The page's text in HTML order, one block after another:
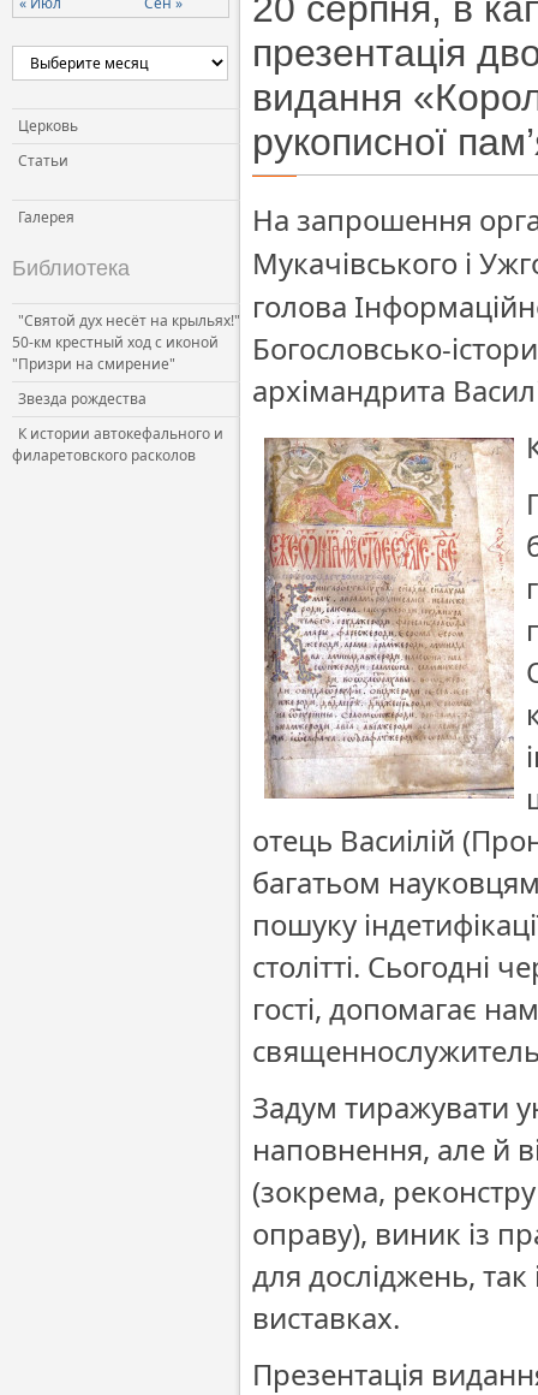
Церковь и власть
Церковь и общество
Церковь и СМИ
Церковь
Статьи
Галерея
Библиотека
"Святой дух несёт на крыльях!"
50-км крестный ход с иконой
"Призри на смирение"
Звезда рождества
К истории автокефального и
филаретовского расколов
презентація
видання
рукописної
На запрошення
Мукачівського і
голова
Богословсько-
архімандрита
отець Васиілій
багатьом
пошуку
столітті. Сьогодні
гості, допомагає
Задум тиражувати
наповнення, але й
(зокрема,
оправу), виник із
для досліджень,
виставках.
Презентація